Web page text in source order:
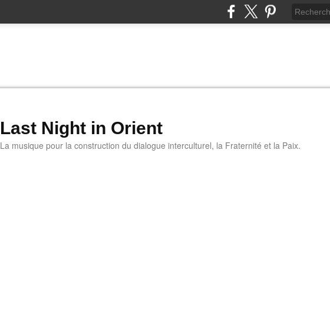
Last Night in Orient
La musique pour la construction du dialogue interculturel, la Fraternité et la Paix.